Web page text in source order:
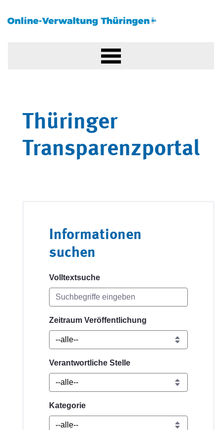
Thüringer
Transparenzportal
Informationen
suchen
Volltextsuche
Zeitraum Veröffentlichung
Verantwortliche Stelle
Kategorie